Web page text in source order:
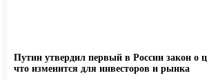
Путин утвердил первый в России закон о
что изменится для инвесторов и рынка